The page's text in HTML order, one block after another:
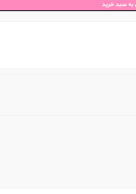
به سبد خرید